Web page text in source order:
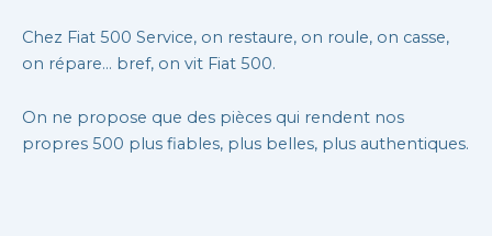
Chez Fiat 500 Service, on restaure, on roule, on casse,
on répare… bref, on vit Fiat 500.
On ne propose que des pièces qui rendent nos
propres 500 plus fiables, plus belles, plus authentiques.